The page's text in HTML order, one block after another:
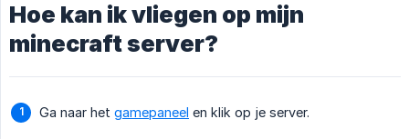
Hoe kan ik vliegen op mijn
minecraft server?
Ga naar het gamepaneel en klik op je server.